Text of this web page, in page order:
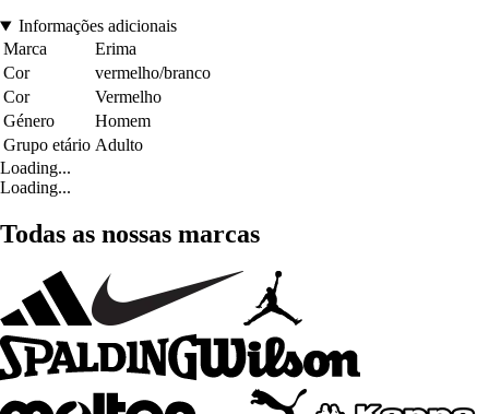
Informações adicionais
Marca
Erima
Cor
vermelho/branco
Cor
Vermelho
Género
Homem
Grupo etário Adulto
Loading...
Loading...
Todas as nossas marcas